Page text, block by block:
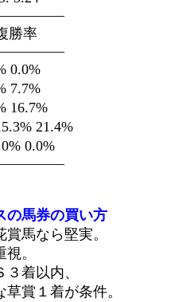
勝率
0.0%
7.7%
16.7%
21.4%
0.0%
馬券の買い方
馬なら堅実。
。
着以内、
賞１着が条件。